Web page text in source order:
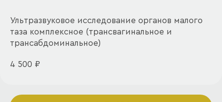
Ультразвуковое исследование органов малого
таза комплексное (трансвагинальное и
трансабдоминальное)
4 500 ₽